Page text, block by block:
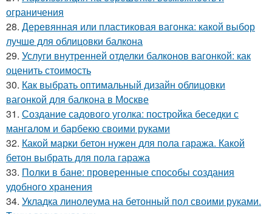
ограничения
28. Деревянная или пластиковая вагонка: какой выбор
лучше для облицовки балкона
29. Услуги внутренней отделки балконов вагонкой: как
оценить стоимость
30. Как выбрать оптимальный дизайн облицовки
вагонкой для балкона в Москве
31. Создание садового уголка: постройка беседки с
мангалом и барбекю своими руками
32. Какой марки бетон нужен для пола гаража. Какой
бетон выбрать для пола гаража
33. Полки в бане: проверенные способы создания
удобного хранения
34. Укладка линолеума на бетонный пол своими руками.